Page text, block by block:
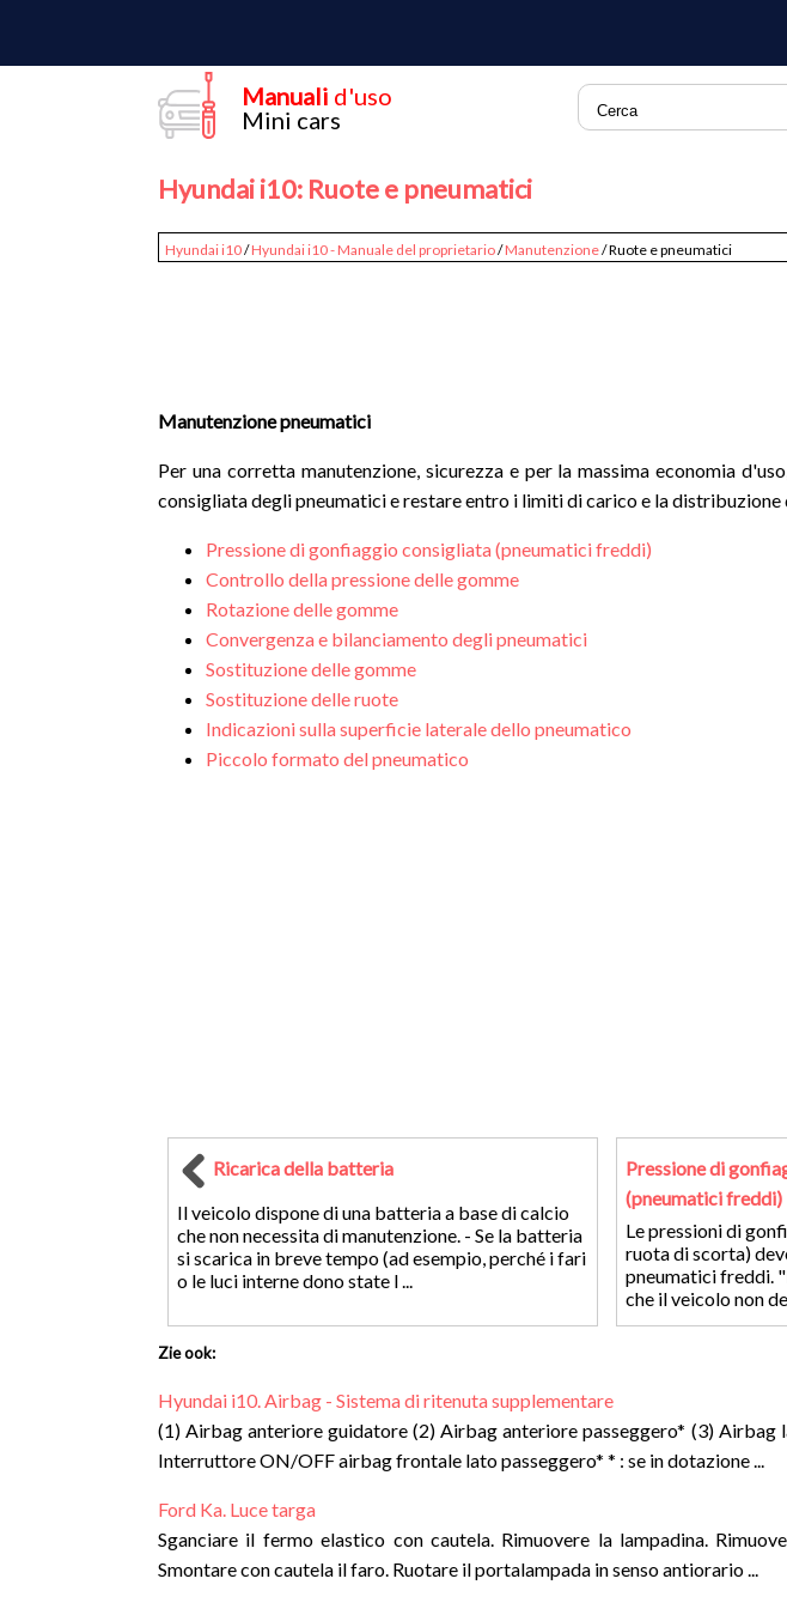
Manuali d'uso
Mini cars
Hyundai i10: Ruote e pneumatici
Hyundai i10/Hyundai i10 - Manuale del proprietario/Manutenzione/ Ruote e pneumatici
Manutenzione pneumatici
Per una corretta manutenzione, sicurezza e per la massima economia
consigliata degli pneumatici e restare entro i limiti di carico e la
Pressione di gonfiaggio consigliata (pneumatici freddi)
Controllo della pressione delle gomme
Rotazione delle gomme
Convergenza e bilanciamento degli pneumatici
Sostituzione delle gomme
Sostituzione delle ruote
Indicazioni sulla superficie laterale dello pneumatico
Piccolo formato del pneumatico
Ricarica della batteria
Il veicolo dispone di una batteria a base di calcio
che non necessita di manutenzione. - Se la batteria
si scarica in breve tempo (ad esempio, perché i fari
o le luci interne dono state l ...
Pressione di
(pneumatici freddi)
Le pressioni di
ruota di scorta)
pneumatici freddi.
che il veicolo non
Zie ook:
Hyundai i10. Airbag - Sistema di ritenuta supplementare
(1) Airbag anteriore guidatore (2) Airbag anteriore passeggero* (3) Airbag
Interruttore ON/OFF airbag frontale lato passeggero* * : se in dotazione ...
Ford Ka. Luce targa
Sganciare il fermo elastico con cautela. Rimuovere la lampadina.
Smontare con cautela il faro. Ruotare il portalampada in senso antiorario ...